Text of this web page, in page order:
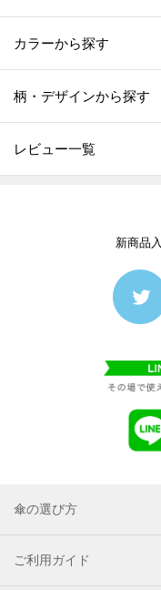
カラーから探す
柄・デザインから探す
レビュー一覧
新商品
傘の選び方
ご利用ガイド